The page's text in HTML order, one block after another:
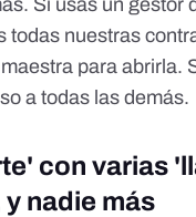
nuestras
para abrirla.
a todas las demás.
con varias
nadie más